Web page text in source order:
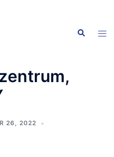
Search
26, 2022